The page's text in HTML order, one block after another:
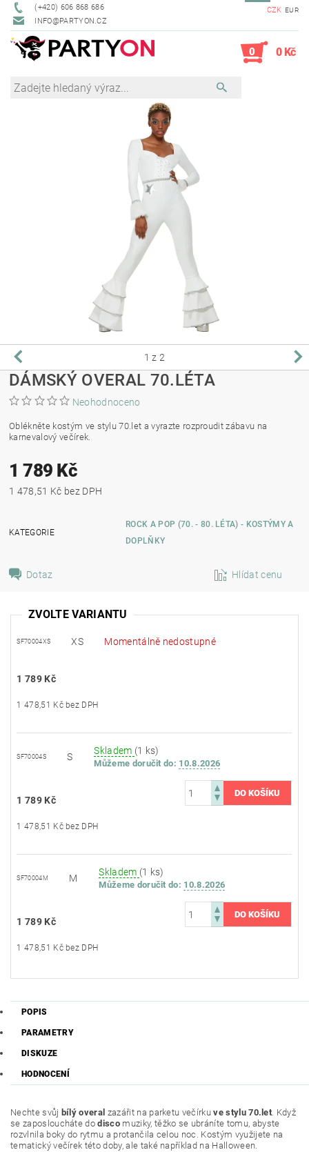
(+420) 606 868 686
INFO@PARTYON.CZ
CZK EUR
0 0 Kč
1 z 2
DÁMSKÝ OVERAL 70.LÉTA
Neohodnoceno
Oblékněte kostým ve stylu 70.let a vyrazte rozproudit zábavu na
karnevalový večírek.
1 789 Kč
1 478,51 Kč bez DPH
KATEGORIE
ROCK A POP (70. - 80. LÉTA) - KOSTÝMY A
DOPLŇKY
Dotaz Hlídat cenu
ZVOLTE VARIANTU
SF70004XS XS Momentálně nedostupné
1 789 Kč
1 478,51 Kč bez DPH
SF70004S S
Skladem (1 ks)
Můžeme doručit do: 10.8.2026
1 789 Kč
1 478,51 Kč bez DPH
SF70004M M
Skladem (1 ks)
Můžeme doručit do: 10.8.2026
1 789 Kč
1 478,51 Kč bez DPH
POPIS
PARAMETRY
DISKUZE
HODNOCENÍ
Nechte svůj bílý overal zazářit na parketu večírku ve stylu 70.let. Když
se zaposloucháte dodisco muziky, těžko se ubráníte tomu, abyste
rozvlnila boky do rytmu a protančila celou noc. Kostým využijete na
tematický večírek této doby, ale také například na Halloween.